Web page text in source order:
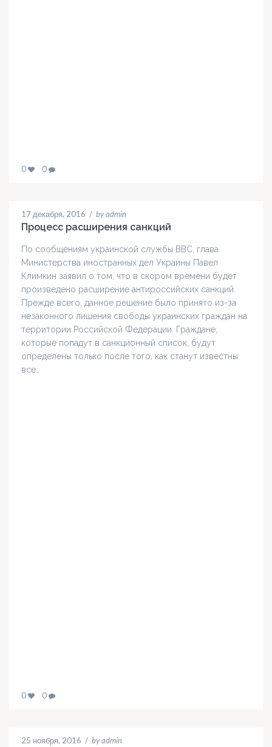
0 0
17 декабря, 2016 / by admin
Процесс расширения санкций
По сообщениям украинской службы ВВС, глава
Министерства иностранных дел Украины Павел
Климкин заявил о том, что в скором времени будет
произведено расширение антироссийских санкций.
Прежде всего, данное решение было принято из-за
незаконного лишения свободы украинских граждан на
территории Российской Федерации. Граждане,
которые попадут в санкционный список, будут
определены только после того, как станут известны
все…
0 0
25 ноября, 2016 / by admin